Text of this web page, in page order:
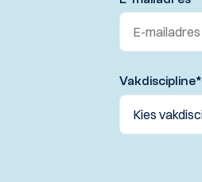
Vakdiscipline*